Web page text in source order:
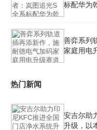
标配华为
善弈系列
家庭用电
热门新闻
安吉尔助
升级，以